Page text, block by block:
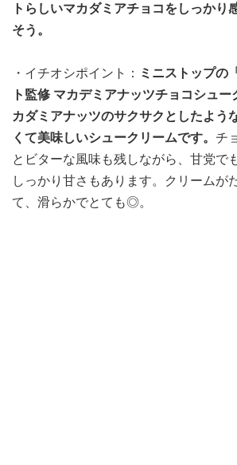
トらしいマカダミアチョコをしっかり
そう。
・イチオシポイント： ミニストップの
ト監修 マカデミアナッツチョコシュ
カダミアナッツのサクサクとしたよう
くて美味しいシュークリームです。 チ
とビターな風味も残しながら、甘党で
しっかり甘さもあります。クリームが
て、滑らかでとても◎。